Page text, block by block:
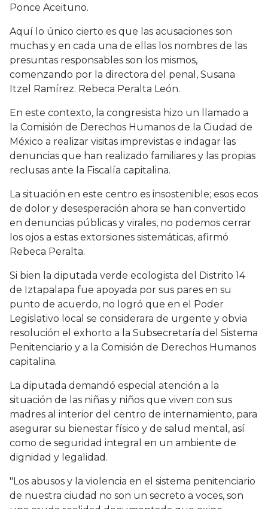
Ponce Aceituno.
Aquí lo único cierto es que las acusaciones son
muchas y en cada una de ellas los nombres de las
presuntas responsables son los mismos,
comenzando por la directora del penal, Susana
Itzel Ramírez. Rebeca Peralta León.
En este contexto, la congresista hizo un llamado a
la Comisión de Derechos Humanos de la Ciudad de
México a realizar visitas imprevistas e indagar las
denuncias que han realizado familiares y las propias
reclusas ante la Fiscalía capitalina.
La situación en este centro es insostenible; esos ecos
de dolor y desesperación ahora se han convertido
en denuncias públicas y virales, no podemos cerrar
los ojos a estas extorsiones sistemáticas, afirmó
Rebeca Peralta.
Si bien la diputada verde ecologista del Distrito 14
de Iztapalapa fue apoyada por sus pares en su
punto de acuerdo, no logró que en el Poder
Legislativo local se considerara de urgente y obvia
resolución el exhorto a la Subsecretaría del Sistema
Penitenciario y a la Comisión de Derechos Humanos
capitalina.
La diputada demandó especial atención a la
situación de las niñas y niños que viven con sus
madres al interior del centro de internamiento, para
asegurar su bienestar físico y de salud mental, así
como de seguridad integral en un ambiente de
dignidad y legalidad.
"Los abusos y la violencia en el sistema penitenciario
de nuestra ciudad no son un secreto a voces, son